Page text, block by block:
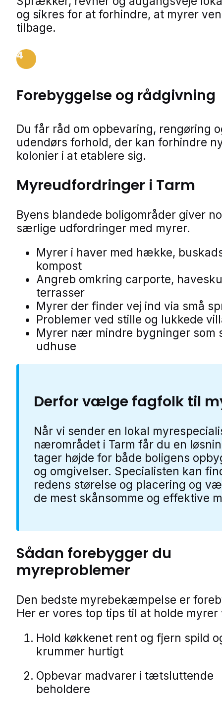
og sikres for at forhindre, at myrer
tilbage.
4
Forebyggelse og rådgivning
Du får råd om opbevaring, rengøring
udendørs forhold, der kan forhindre
kolonier i at etablere sig.
Myreudfordringer i Tarm
Byens blandede boligområder giver
særlige udfordringer med myrer.
Myrer i haver med hække,
kompost
Angreb omkring carporte,
terrasser
Myrer der finder vej ind via små
Problemer ved stille og lukkede
Myrer nær mindre bygninger som
udhuse
Derfor vælge fagfolk til
Når vi sender en lokal
nærområdet i Tarm får du en
tager højde for både boligens
og omgivelser. Specialisten kan
redens størelse og placering og
de mest skånsomme og effektive
Sådan forebygger du
myreproblemer
Den bedste myrebekæmpelse er
Her er vores top tips til at holde
Hold køkkenet rent og fjern spild
krummer hurtigt
Opbevar madvarer i tætsluttende
beholdere